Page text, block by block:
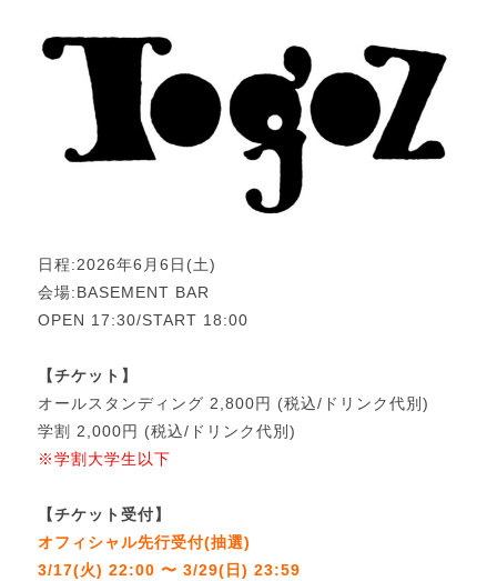
日程:2026年6月6日(土)
会場:BASEMENT BAR
OPEN 17:30/START 18:00
【チケット】
オールスタンディング 2,800円 (税込/ドリンク代別)
学割 2,000円 (税込/ドリンク代別)
※学割大学生以下
【チケット受付】
オフィシャル先行受付(抽選)
3/17(火) 22:00 〜 3/29(日) 23:59